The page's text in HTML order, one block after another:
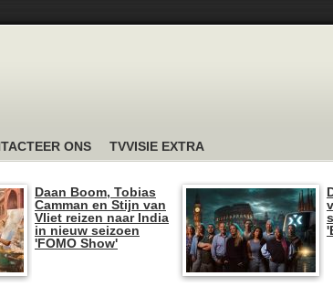
ONS TVVISIE EXTRA
Daan Boom, Tobias
Camman en Stijn van
Vliet reizen naar India
in nieuw seizoen
'FOMO Show'